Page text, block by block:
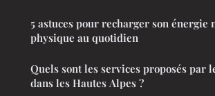
5 astuces pour recharger son énergie
physique au quotidien
Quels sont les services proposés par
dans les Hautes Alpes ?